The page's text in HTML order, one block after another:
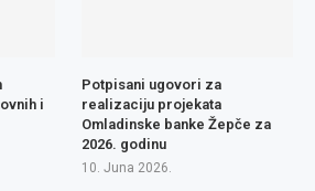
i
Potpisani ugovori za
realizaciju projekata
Omladinske banke Žepče za
2026. godinu
10. Juna 2026.